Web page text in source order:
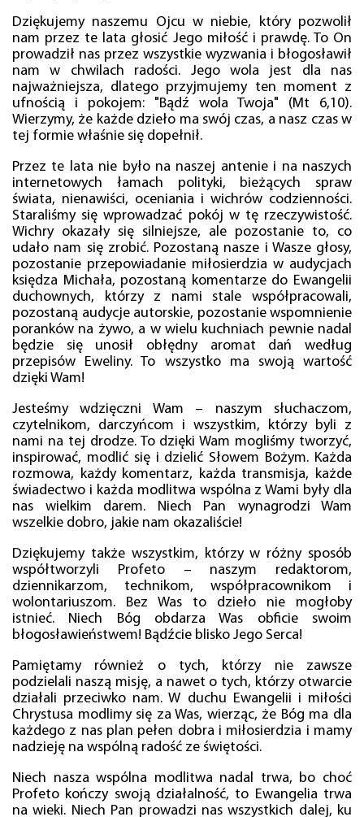
Dziękujemy naszemu Ojcu w niebie, który pozwolił
nam przez te lata głosić Jego miłość i prawdę. To On
prowadził nas przez wszystkie wyzwania i błogosławił
nam w chwilach radości. Jego wola jest dla nas
najważniejsza, dlatego przyjmujemy ten moment z
ufnością i pokojem: "Bądź wola Twoja" (Mt 6,10).
Wierzymy, że każde dzieło ma swój czas, a nasz czas w
tej formie właśnie się dopełnił.
Przez te lata nie było na naszej antenie i na naszych
internetowych łamach polityki, bieżących spraw
świata, nienawiści, oceniania i wichrów codzienności.
Staraliśmy się wprowadzać pokój w tę rzeczywistość.
Wichry okazały się silniejsze, ale pozostanie to, co
udało nam się zrobić. Pozostaną nasze i Wasze głosy,
pozostanie przepowiadanie miłosierdzia w audycjach
księdza Michała, pozostaną komentarze do Ewangelii
duchownych, którzy z nami stale współpracowali,
pozostaną audycje autorskie, pozostanie wspomnienie
poranków na żywo, a w wielu kuchniach pewnie nadal
będzie się unosił obłędny aromat dań według
przepisów Eweliny. To wszystko ma swoją wartość
dzięki Wam!
Jesteśmy wdzięczni Wam – naszym słuchaczom,
czytelnikom, darczyńcom i wszystkim, którzy byli z
nami na tej drodze. To dzięki Wam mogliśmy tworzyć,
inspirować, modlić się i dzielić Słowem Bożym. Każda
rozmowa, każdy komentarz, każda transmisja, każde
świadectwo i każda modlitwa wspólna z Wami były dla
nas wielkim darem. Niech Pan wynagrodzi Wam
wszelkie dobro, jakie nam okazaliście!
Dziękujemy także wszystkim, którzy w różny sposób
współtworzyli Profeto – naszym redaktorom,
dziennikarzom, technikom, współpracownikom i
wolontariuszom. Bez Was to dzieło nie mogłoby
istnieć. Niech Bóg obdarza Was obficie swoim
błogosławieństwem! Bądźcie blisko Jego Serca!
Pamiętamy również o tych, którzy nie zawsze
podzielali naszą misję, a nawet o tych, którzy otwarcie
działali przeciwko nam. W duchu Ewangelii i miłości
Chrystusa modlimy się za Was, wierząc, że Bóg ma dla
każdego z nas plan pełen dobra i miłosierdzia i mamy
nadzieję na wspólną radość ze świętości.
Niech nasza wspólna modlitwa nadal trwa, bo choć
Profeto kończy swoją działalność, to Ewangelia trwa
na wieki. Niech Pan prowadzi nas wszystkich dalej, ku